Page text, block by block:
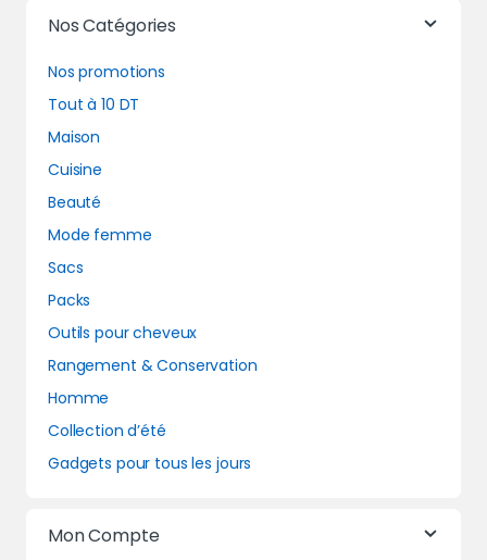
Nos Catégories
Nos promotions
Tout à 10 DT
Maison
Cuisine
Beauté
Mode femme
Sacs
Packs
Outils pour cheveux
Rangement & Conservation
Homme
Collection d’été
Gadgets pour tous les jours
Mon Compte